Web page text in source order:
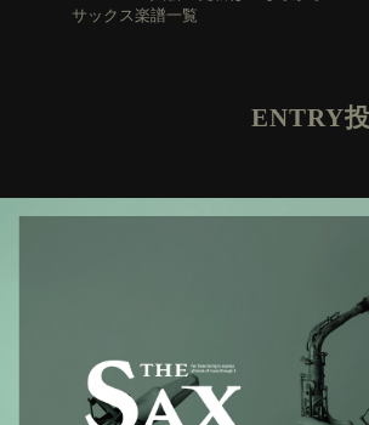
サックス楽譜一覧
ENTRY